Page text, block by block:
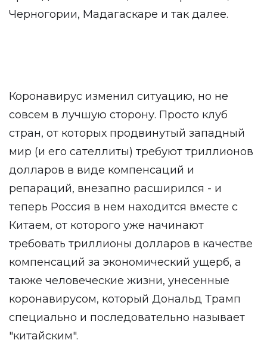
Черногории, Мадагаскаре и так далее.
Коронавирус изменил ситуацию, но не
совсем в лучшую сторону. Просто клуб
стран, от которых продвинутый западный
мир (и его сателлиты) требуют триллионов
долларов в виде компенсаций и
репараций, внезапно расширился - и
теперь Россия в нем находится вместе с
Китаем, от которого уже начинают
требовать триллионы долларов в качестве
компенсаций за экономический ущерб, а
также человеческие жизни, унесенные
коронавирусом, который Дональд Трамп
специально и последовательно называет
"китайским".